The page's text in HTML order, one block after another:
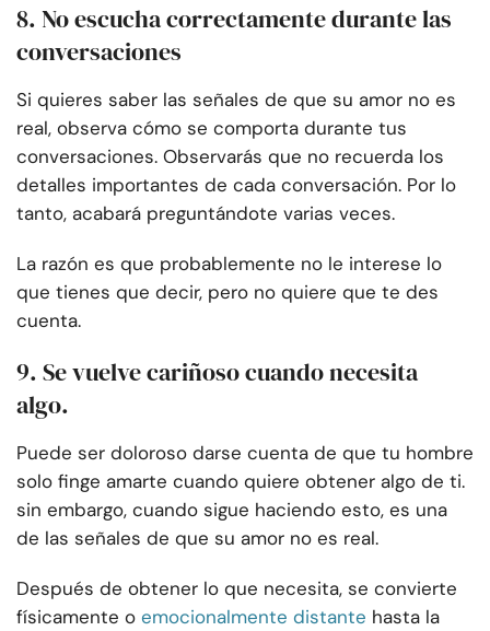
8. No escucha correctamente durante las
conversaciones
Si quieres saber las señales de que su amor no es
real, observa cómo se comporta durante tus
conversaciones. Observarás que no recuerda los
detalles importantes de cada conversación. Por lo
tanto, acabará preguntándote varias veces.
La razón es que probablemente no le interese lo
que tienes que decir, pero no quiere que te des
cuenta.
9. Se vuelve cariñoso cuando necesita
algo.
Puede ser doloroso darse cuenta de que tu hombre
solo finge amarte cuando quiere obtener algo de ti.
sin embargo, cuando sigue haciendo esto, es una
de las señales de que su amor no es real.
Después de obtener lo que necesita, se convierte
físicamente o emocionalmente distante hasta la